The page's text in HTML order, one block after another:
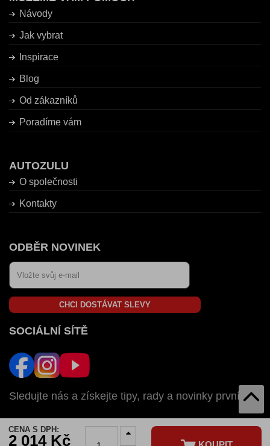
CENA S DPH:
2 014 Kč
Návody
Jak vybrat
Inspirace
Blog
Od zákazníků
Poradíme vám
AUTOZULU
O společnosti
Kontakty
ODBĚR NOVINEK
CHCI DOSTÁVAT SLEVY
SOCIÁLNÍ SÍTĚ
Sledujte nás a získejte tipy, rady a novinky první
AUTOZULU V: